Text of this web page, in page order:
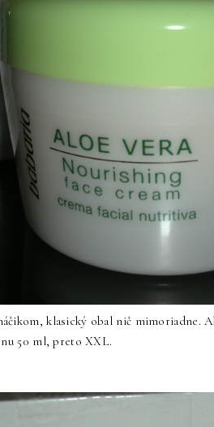
klasický obal nič mimoriadne.
50 ml, preto XXL.